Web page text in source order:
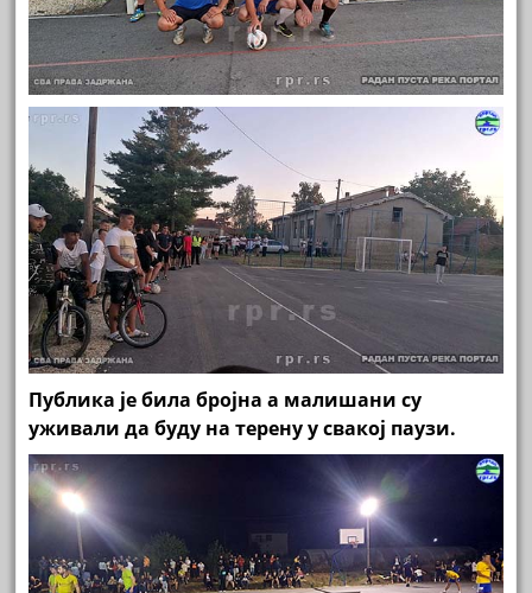
Публика је била бројна а малишани су
уживали да буду на терену у свакој паузи.